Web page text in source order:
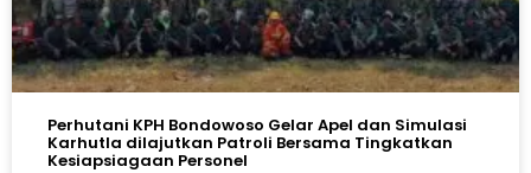
Perhutani KPH Bondowoso Gelar Apel dan Simulasi
Karhutla dilajutkan Patroli Bersama Tingkatkan
Kesiapsiagaan Personel